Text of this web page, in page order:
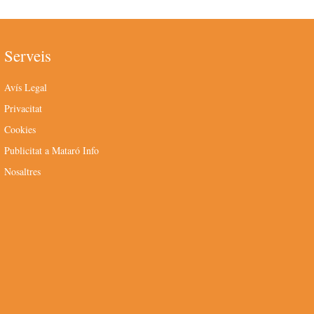
Serveis
Avís Legal
Privacitat
Cookies
Publicitat a Mataró Info
Nosaltres